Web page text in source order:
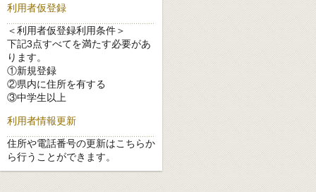
利用者仮登録
＜利用者仮登録利用条件＞
下記3点すべてを満たす必要があ
ります。
①新規登録
②県内に住所を有する
③中学生以上
利用者情報更新
住所や電話番号の更新はこちらか
ら行うことができます。